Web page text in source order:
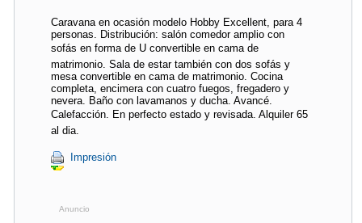
Caravana en ocasión modelo Hobby Excellent, para 4
personas. Distribución: salón comedor amplio con
sofás en forma de U convertible en cama de
matrimonio. Sala de estar también con dos sofás y
mesa convertible en cama de matrimonio. Cocina
completa, encimera con cuatro fuegos, fregadero y
nevera. Baño con lavamanos y ducha. Avancé.
Calefacción. En perfecto estado y revisada. Alquiler 65
al dia.
Impresión
Anuncio